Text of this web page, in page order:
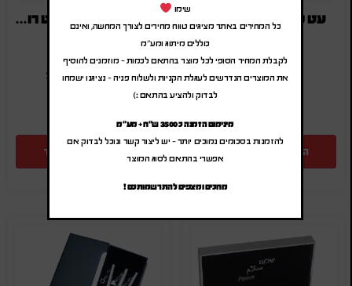
עט ממותגת עם תליון
(לפני מע"מ)
SA-1663
הוספה להצעת מחיר
סט של עט כדורי ועט רולר מתכתיים
(לפני מע"מ)
SA-1373+1374
הוספה להצעת מחיר
שימו
כל המחירים באתר מציגים טווח מחירים לצורך המחשה, ואינם
כוללים מיתוג ומע"מ
לקבלת המחיר הסופי לכל מוצר בהתאם לכמות – מוזמנים להוסיף
את המוצרים הנדרשים לעגלת הקניות ולשלוח פניה – נציגנו ישמחו
לבדוק ולהציע בהתאם :)
מינימום הזמנה כ 3500 ש"ח + מע"מ
להזמנות בסכומים נמוכים יותר – יש ליצור קשר ונוכל לבדוק אם
אפשרי בהתאם לסוג המוצר
מחכים ומצפים להתרשמותכם !